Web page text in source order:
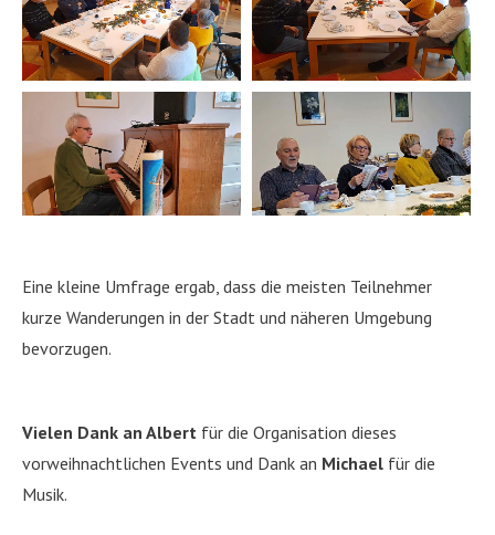
Eine kleine Umfrage ergab, dass die meisten Teilnehmer
kurze Wanderungen in der Stadt und näheren Umgebung
bevorzugen.
Vielen Dank an Albert für die Organisation dieses
vorweihnachtlichen Events und Dank an Michael für die
Musik.